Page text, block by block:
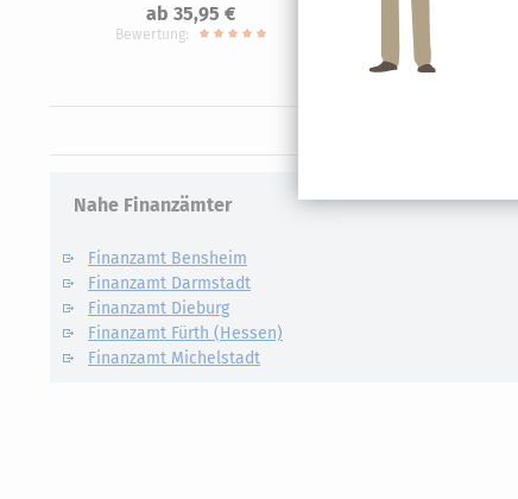
ab 35,95 €
Bewertung:
Nahe Finanzämter
Finanzamt Bensheim
Finanzamt Darmstadt
Finanzamt Dieburg
Finanzamt Fürth (Hessen)
Finanzamt Michelstadt